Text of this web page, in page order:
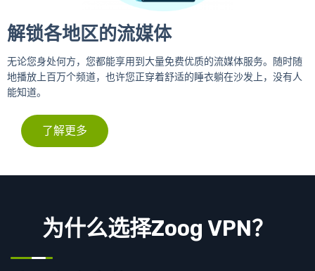
解锁各地区的流媒体
无论您身处何方，您都能享用到大量免费优质的流媒体服务。随时随
地播放上百万个频道，也许您正穿着舒适的睡衣躺在沙发上，没有人
能知道。
了解更多
为什么选择Zoog VPN？